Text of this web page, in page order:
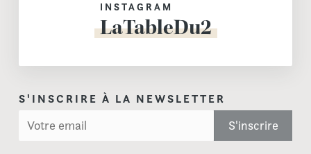
INSTAGRAM
LaTableDu2
S'INSCRIRE À LA NEWSLETTER